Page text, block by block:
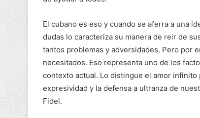
El cubano es eso y cuando se aferra a una
dudas lo caracteriza su manera de reir de
tantos problemas y adversidades. Pero por
necesitados. Eso representa uno de los
contexto actual. Lo distingue el amor
expresividad y la defensa a ultranza de
Fidel.